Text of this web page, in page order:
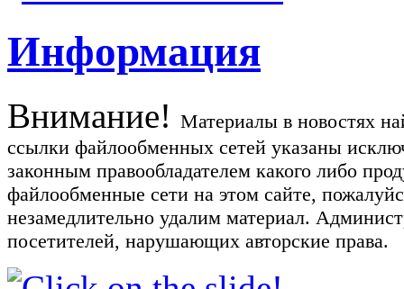
Информация
Внимание! Материалы в новостях
ссылки файлообменных сетей указаны
законным правообладателем какого либо
файлообменные сети на этом сайте,
незамедлительно удалим материал.
посетителей, нарушающих авторские права.